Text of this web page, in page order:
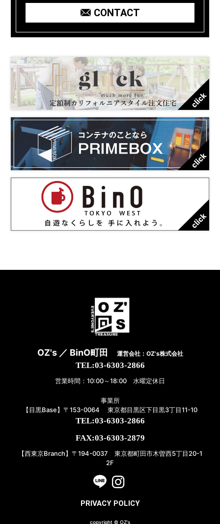
CONTACT
OZ's ／ BinO町田 運営会社：OZ's株式会社
TEL:03-6303-2866
営業時間：10:00～18:00 水曜定休日
事業所
【目黒Base】〒153-0064 東京都目黒区下目黒3丁目11-10
TEL:03-6303-2866
FAX:03-6303-2879
【西東京Branch】〒194-0037 東京都町田市木曽西5丁目20-1
2F
PRIVACY POLICY
copyright © OZ's